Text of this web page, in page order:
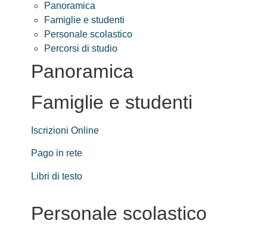
Panoramica
Famiglie e studenti
Personale scolastico
Percorsi di studio
Panoramica
Famiglie e studenti
Iscrizioni Online
Pago in rete
Libri di testo
Personale scolastico